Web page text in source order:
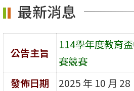
容
最新消息
公告主旨
114學年度教育
賽競賽
發佈日期
2025 年 10 月 28